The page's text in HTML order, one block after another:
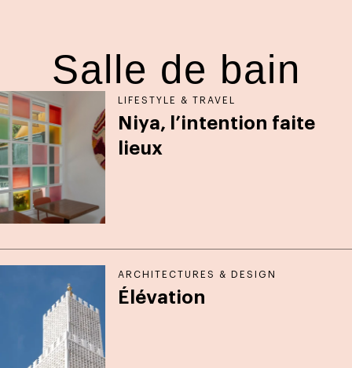
Salle de bain
LIFESTYLE & TRAVEL
Niya, l’intention faite
lieux
ARCHITECTURES & DESIGN
Élévation